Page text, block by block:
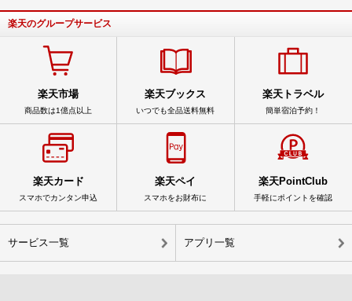
楽天のグループサービス
楽天市場
商品数は1億点以上
楽天ブックス
いつでも全品送料無料
楽天トラベル
簡単宿泊予約！
楽天カード
スマホでカンタン申込
楽天ペイ
スマホをお財布に
楽天PointClub
手軽にポイントを確認
サービス一覧 アプリ一覧